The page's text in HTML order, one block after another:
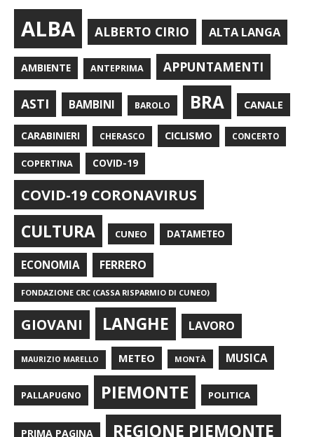
ALBA ALBERTO CIRIO ALTA LANGA
AMBIENTE ANTEPRIMA APPUNTAMENTI
ASTI BAMBINI BAROLO BRA CANALE
CARABINIERI CHERASCO CICLISMO CONCERTO
COPERTINA COVID-19
COVID-19 CORONAVIRUS
CULTURA CUNEO DATAMETEO
ECONOMIA FERRERO
FONDAZIONE CRC (CASSA RISPARMIO DI CUNEO)
GIOVANI LANGHE LAVORO
MAURIZIO MARELLO METEO MONTÀ MUSICA
PALLAPUGNO PIEMONTE POLITICA
PRIMA PAGINA REGIONE PIEMONTE